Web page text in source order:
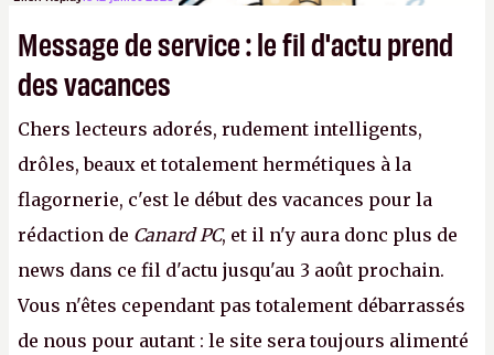
Message de service : le fil d'actu prend
des vacances
Chers lecteurs adorés, rudement intelligents,
drôles, beaux et totalement hermétiques à la
flagornerie, c'est le début des vacances pour la
rédaction de Canard PC, et il n'y aura donc plus de
news dans ce fil d'actu jusqu'au 3 août prochain.
Vous n'êtes cependant pas totalement débarrassés
de nous pour autant : le site sera toujours alimenté